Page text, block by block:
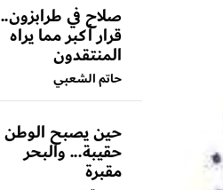
صلاح في طرابزون..
قرار أكبر مما يراه
المنتقدون
حاتم الشعبي
حين يصبح الوطن
حقيبة... والبحر
مقبرة